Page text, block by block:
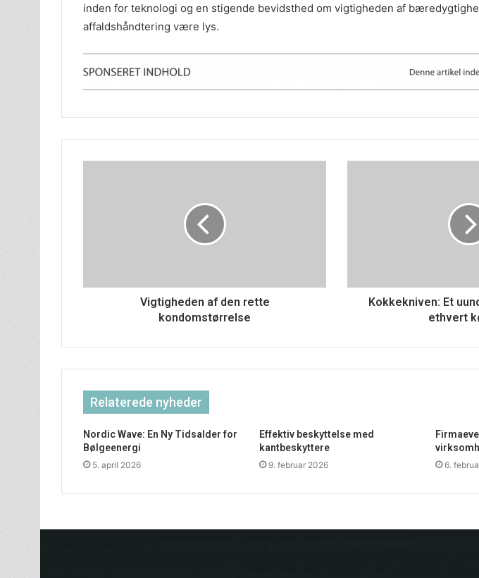
inden for teknologi og en stigende bevidsthed om vigtigheden af
affaldshåndtering være lys.
Vigtigheden af den rette
kondomstørrelse
Kokkekniven: Et
ethvert
Relaterede nyheder
Nordic Wave: En Ny Tidsalder for
Bølgeenergi
5. april 2026
Effektiv beskyttelse med
kantbeskyttere
9. februar 2026 6.